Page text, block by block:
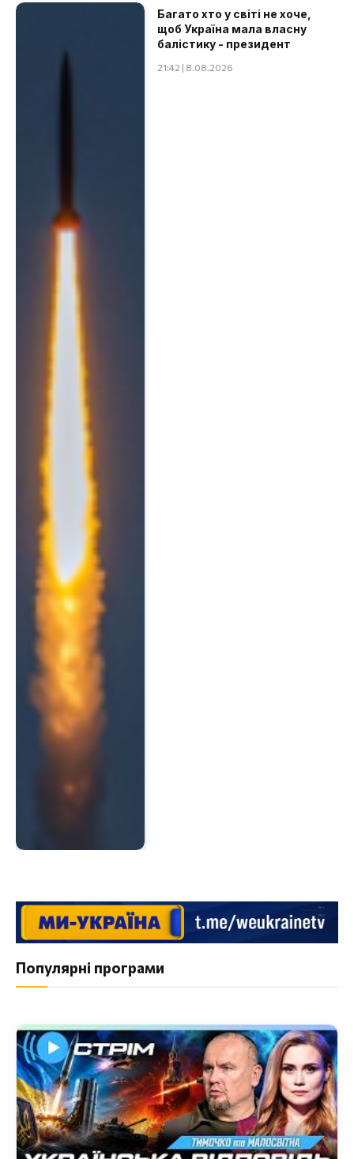
Багато хто у світі не хоче,
щоб Україна мала власну
балістику - президент
21:42 | 8.08.2026
Популярні програми